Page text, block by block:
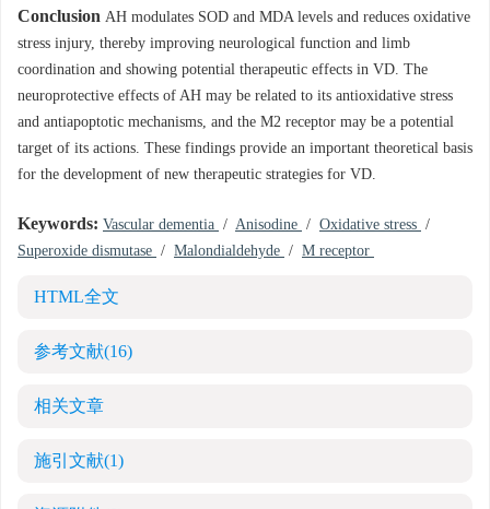
Conclusion AH modulates SOD and MDA levels and reduces oxidative
stress injury, thereby improving neurological function and limb
coordination and showing potential therapeutic effects in VD. The
neuroprotective effects of AH may be related to its antioxidative stress
and antiapoptotic mechanisms, and the M2 receptor may be a potential
target of its actions. These findings provide an important theoretical basis
for the development of new therapeutic strategies for VD.
Keywords: Vascular dementia / Anisodine / Oxidative stress /
Superoxide dismutase / Malondialdehyde / M receptor
HTML全文
参考文献(16)
相关文章
施引文献(1)